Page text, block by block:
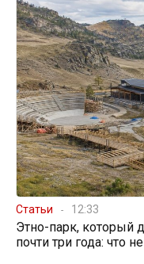
Статьи 12:33
Этно-парк, который
почти три года: что